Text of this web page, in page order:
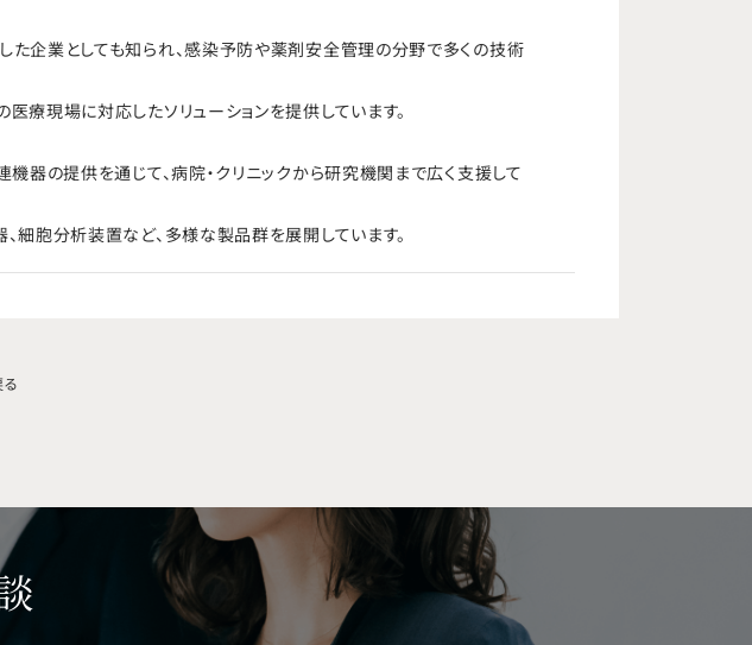
企業としても知られ、感染予防や薬剤安全管理の分野で多くの技術
療現場に対応したソリューションを提供しています。
器の提供を通じて、病院・クリニックから研究機関まで広く支援して
細胞分析装置など、多様な製品群を展開しています。